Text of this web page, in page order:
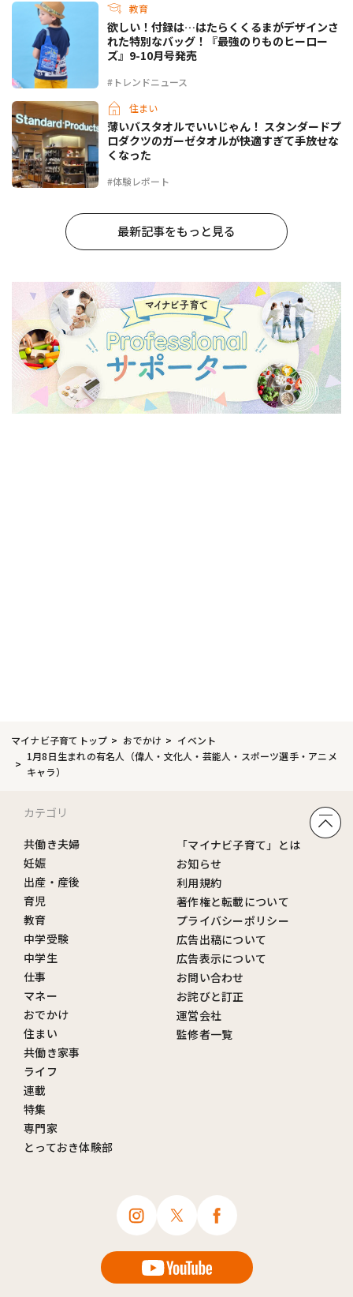
教育
#トレンドニュース
欲しい！付録は…はたらくくるまがデザインさ
れた特別なバッグ！『最強のりものヒーロー
ズ』9-10月号発売
住まい
#体験レポート
薄いバスタオルでいいじゃん！ スタンダードプ
ロダクツのガーゼタオルが快適すぎて手放せな
くなった
最新記事をもっと見る
マイナビ子育てトップ おでかけ
イベント
1月8日生まれの有名人（偉人・文化人・芸能人・スポーツ選手・アニメ
キャラ）
カテゴリ
共働き夫婦
妊娠
出産・産後
育児
教育
中学受験
中学生
仕事
マネー
おでかけ
住まい
共働き家事
ライフ
連載
特集
専門家
とっておき体験部
「マイナビ子育て」とは
お知らせ
利用規約
著作権と転載について
プライバシーポリシー
広告出稿について
広告表示について
お問い合わせ
お詫びと訂正
運営会社
監修者一覧